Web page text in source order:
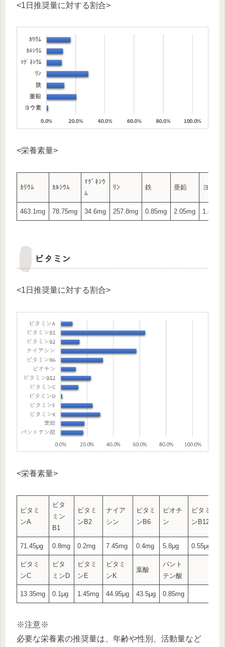
<1日推奨量に対する割合>
<栄養素量>
ｶﾘｳﾑ ｶﾙｼｳﾑ
ﾏｸﾞﾈｼｳ
ﾑ
ﾘﾝ 鉄 亜鉛 ヨウ素
463.1mg 78.75mg 34.6mg 257.8mg 0.85mg 2.05mg 1.45μg
ビタミン
<1日推奨量に対する割合>
<栄養素量>
ビタミ
ンA
ビタ
ミン
B1
ビタミ
ンB2
ナイア
シン
ビタミ
ンB6
ビオチ
ン
ビタミ
ンB12
71.45μg 0.8mg 0.2mg 7.45mg 0.4mg 5.8μg 0.55μg
ビタミ
ンC
ビタ
ミンD
ビタミ
ンE
ビタミ
ンK
葉酸
パント
テン酸
13.35mg 0.1μg 1.45mg 44.95μg 43.5μg 0.85mg
※注意※
必要な栄養素の推奨量は、年齢や性別、活動量など